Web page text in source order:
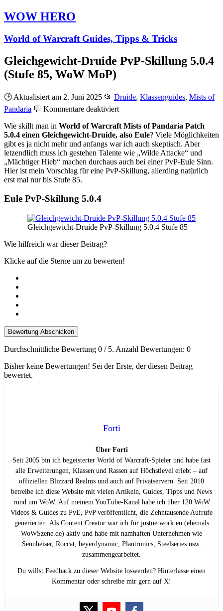
WOW HERO
World of Warcraft Guides, Tipps & Tricks
Gleichgewicht-Druide PvP-Skillung 5.0.4
(Stufe 85, WoW MoP)
🕒 Aktualisiert am 2. Juni 2025 📂 Druide, Klassenguides, Mists of
Pandaria 💬 Kommentare deaktiviertfür
Druide
PvP-
Skillung
5.0.4
(Stufe
85,
Wie skillt man in World of Warcraft Mists of Pandaria Patch
5.0.4 einen Gleichgewicht-Druide, also Eule? Viele Möglichkeiten
gibt es ja nicht mehr und anfangs war ich auch skeptisch. Aber
letzendlich muss ich gestehen Talente wie „Wilde Attacke“ und
„Mächtiger Hieb“ machen durchaus auch bei einer PvP-Eule Sinn.
Hier ist mein Vorschlag für eine PvP-Skillung, allerding natürlich
erst mal nur bis Stufe 85.
Eule PvP-Skillung 5.0.4
Gleichgewicht-Druide PvP-Skillung 5.0.4 Stufe 85
Wie hilfreich war dieser Beitrag?
Klicke auf die Sterne um zu bewerten!
Bewertung Abschicken
Durchschnittliche Bewertung 0 / 5. Anzahl Bewertungen: 0
Bisher keine Bewertungen! Sei der Erste, der diesen Beitrag
bewertet.
Forti
Über Forti
Seit 2005 bin ich begeisterter World of Warcraft-Spieler und habe fast
alle Erweiterungen, Klassen und Rassen auf Höchstlevel erlebt – auf
offiziellen Blizzard Realms und auch auf Privatservern. Seit 2010
betreibe ich diese Website mit vielen Artikeln, Guides, Tipps und News
rund um WoW. Auf meinem YouTube-Kanal habe ich über 120 WoW
Videos & Guides zu PvE, PvP veröffentlicht, die Zehntausende Aufrufe
generierten. Als Content Creator war ich für justnetwork.eu (ehemals
WoWSzene.de) aktiv und habe mit namhaften Unternehmen wie
Sennheiser, Roccat, beyerdynamic, Plantronics, Steelseries usw.
zusammengearbeitet.
Du willst Feedback zu dieser Website loswerden? Hinterlasse einen
Kommentar oder schreibe mir gern auf X!